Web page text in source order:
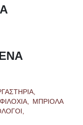
ΜΠΡΙΟΛΑ